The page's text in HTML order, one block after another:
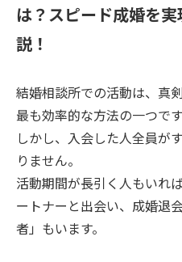
は？スピード成婚を
説！
結婚相談所での活動は、真
最も効率的な方法の一つです
しかし、入会した人全員が
りません。
活動期間が長引く人もいれ
ートナーと出会い、成婚退
者」もいます。